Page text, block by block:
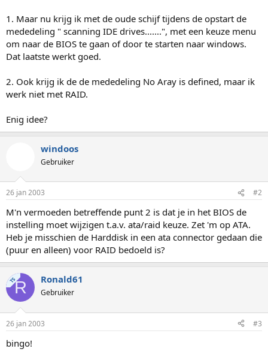
1. Maar nu krijg ik met de oude schijf tijdens de opstart de
mededeling " scanning IDE drives.......", met een keuze menu
om naar de BIOS te gaan of door te starten naar windows.
Dat laatste werkt goed.
2. Ook krijg ik de de mededeling No Aray is defined, maar ik
werk niet met RAID.
Enig idee?
windoos
Gebruiker
26 jan 2003 #2
M'n vermoeden betreffende punt 2 is dat je in het BIOS de
instelling moet wijzigen t.a.v. ata/raid keuze. Zet 'm op ATA.
Heb je misschien de Harddisk in een ata connector gedaan die
(puur en alleen) voor RAID bedoeld is?
TSR Ronald61
Gebruiker
26 jan 2003 #3
bingo!